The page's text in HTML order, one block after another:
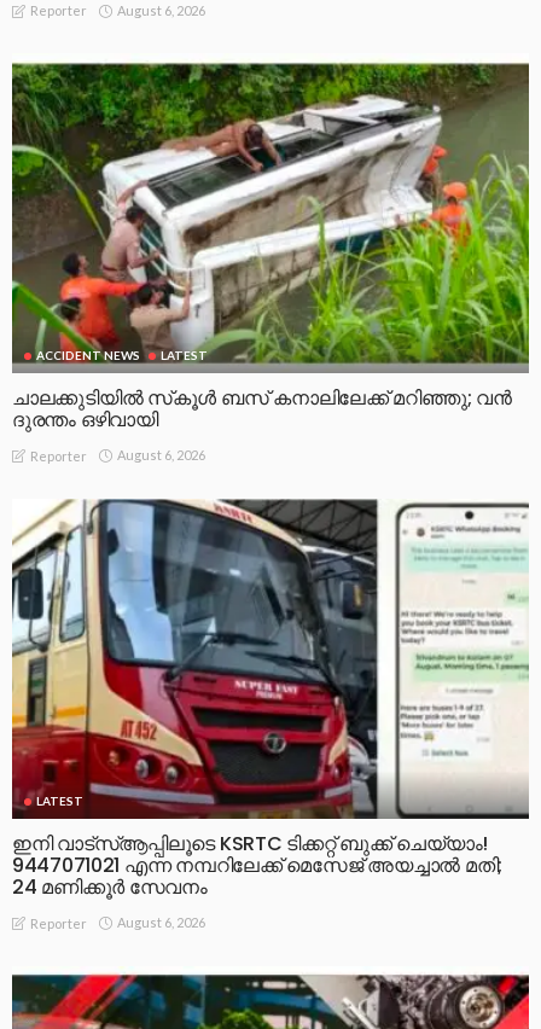
Reporter August 6, 2026
ACCIDENT NEWS LATEST
ചാലക്കുടിയിൽ സ്‌കൂൾ ബസ് കനാലിലേക്ക് മറിഞ്ഞു; വൻ
ദുരന്തം ഒഴിവായി
Reporter August 6, 2026
LATEST
ഇനി വാട്‌സ്ആപ്പിലൂടെ KSRTC ടിക്കറ്റ് ബുക്ക് ചെയ്യാം!
9447071021 എന്ന നമ്പറിലേക്ക് മെസേജ് അയച്ചാൽ മതി;
24 മണിക്കൂർ സേവനം
Reporter August 6, 2026